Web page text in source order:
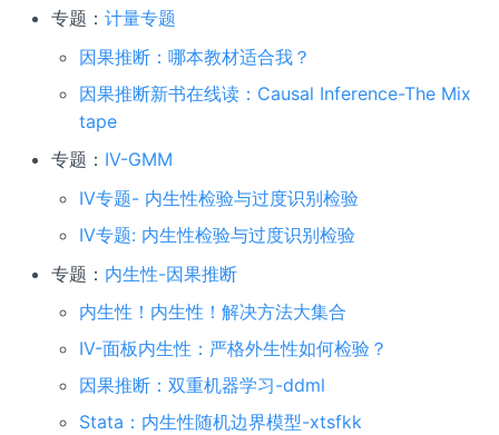
专题： 计量专题
因果推断：哪本教材适合我？
因果推断新书在线读：Causal Inference-The Mix
tape
专题： IV-GMM
IV专题- 内生性检验与过度识别检验
IV专题: 内生性检验与过度识别检验
专题： 内生性-因果推断
内生性！内生性！解决方法大集合
IV-面板内生性：严格外生性如何检验？
因果推断：双重机器学习-ddml
Stata：内生性随机边界模型-xtsfkk